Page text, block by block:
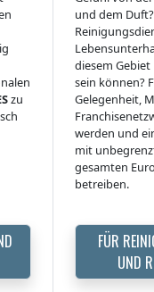
zu
und dem
diesem
sein können?
Gelegenheit,
werden und
mit
gesamten
betreiben.
FÜR
UND